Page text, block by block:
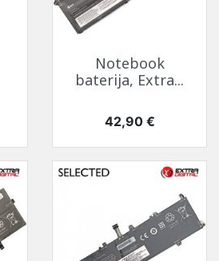
Notebook
baterija, Extra...
Kaina
42,90 €